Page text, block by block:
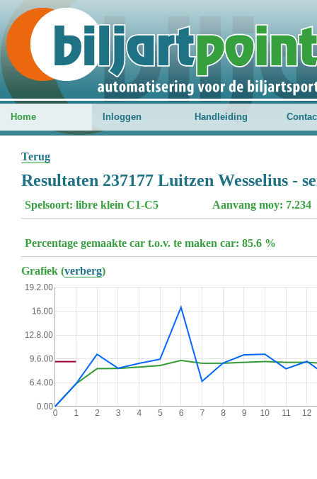
Home Inloggen Handleiding
Terug
Resultaten 237177 Luitzen Wesselius -
Spelsoort: libre klein C1-C5 Aanvang moy: 7.234
Percentage gemaakte car t.o.v. te maken car: 85.6 %
Grafiek (verberg)